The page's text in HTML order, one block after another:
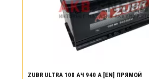
ZUBR ULTRA 100 АЧ 940 А [EN] ПРЯМОЙ